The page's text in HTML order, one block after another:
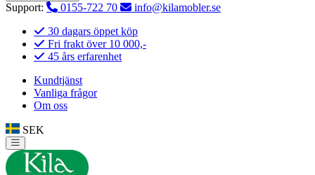
Support: 0155-722 70
info@kilamobler.se
30 dagars öppet köp
Fri frakt över 10 000,-
45 års erfarenhet
Kundtjänst
Vanliga frågor
Om oss
SEK